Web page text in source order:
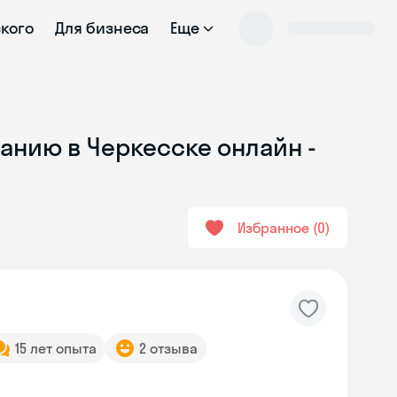
Для бизнеса Еще
в Черкесске онлайн -
Избранное 0
15 лет опыта 2 отзыва